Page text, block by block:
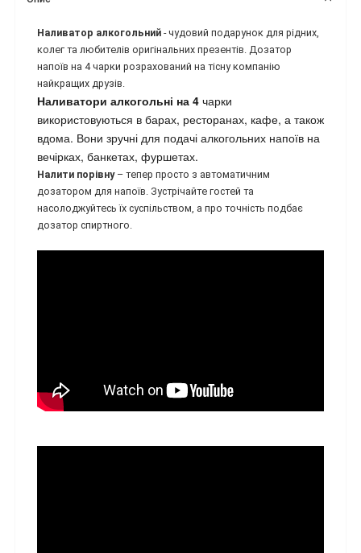
Наливатор алкогольний - чудовий подарунок для рідних,
колег та любителів оригінальних презентів. Дозатор
напоїв на 4 чарки розрахований на тісну компанію
найкращих друзів.
Наливатори алкогольні на 4 чарки
використовуються в барах, ресторанах, кафе, а також
вдома. Вони зручні для подачі алкогольних напоїв на
вечірках, банкетах, фуршетах.
Налити порівну– тепер просто з автоматичним
дозатором для напоїв. Зустрічайте гостей та
насолоджуйтесь їх суспільством, а про точність подбає
дозатор спиртного.